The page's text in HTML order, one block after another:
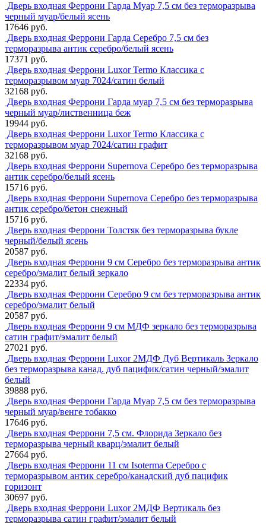
Дверь входная Феррони Гарда Муар 7,5 см без терморазрыва
черный муар/белый ясень
17646 руб.
Дверь входная Феррони Гарда Серебро 7,5 см без
терморазрыва антик серебро/белый ясень
17371 руб.
Дверь входная Феррони Luxor Termo Классика с
терморазрывом муар 7024/сатин белый
32168 руб.
Дверь входная Феррони Гарда муар 7,5 см без терморазрыва
черный муар/лиственница беж
19944 руб.
Дверь входная Феррони Luxor Termo Классика с
терморазрывом муар 7024/сатин графит
32168 руб.
Дверь входная Феррони Supernova Серебро без терморазрыва
антик серебро/белый ясень
15716 руб.
Дверь входная Феррони Supernova Серебро без терморазрыва
антик серебро/бетон снежный
15716 руб.
Дверь входная Феррони Толстяк без терморазрыва букле
черный/белый ясень
20587 руб.
Дверь входная Феррони 9 см Серебро без терморазрыва антик
серебро/эмалит белый зеркало
22334 руб.
Дверь входная Феррони Серебро 9 см без терморазрыва антик
серебро/эмалит белый
20587 руб.
Дверь входная Феррони 9 см МДФ зеркало без терморазрыва
сатин графит/эмалит белый
27021 руб.
Дверь входная Феррони Luxor 2МДФ Дуб Вертикаль Зеркало
без терморазрыва канад. дуб пацифик/сатин черный/эмалит
белый
39888 руб.
Дверь входная Феррони Гарда Муар 7,5 см без терморазрыва
черный муар/венге тобакко
17646 руб.
Дверь входная Феррони 7,5 см. Флорида Зеркало без
терморазрыва черный кварц/эмалит белый
27664 руб.
Дверь входная Феррони 11 см Isoterma Серебро с
терморазрывом антик серебро/канадский дуб пацифик
горизонт
30697 руб.
Дверь входная Феррони Luxor 2МДФ Вертикаль без
терморазрыва сатин графит/эмалит белый